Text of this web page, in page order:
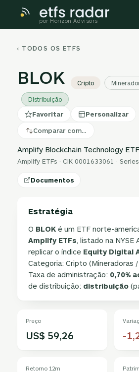
por Horizon Advisors
‹ TODOS OS ETFS
BLOK Cripto
Distribuição
Favoritar Personalizar
Comparar com…
Amplify Blockchain Technology ETF
Amplify ETFs · CIK 0001633061 ·
Documentos
Estratégia
O BLOK é um ETF norte-
Amplify ETFs, listado na NYSE
replicar o índice Equity Digital
Categoria: Cripto (Mineradoras /
Taxa de administração: 0,70%
de distribuição: distribuição
Preço
US$ 59,26 -
Retorno 12m